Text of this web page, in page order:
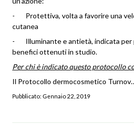
- Protettiva, volta a favorire una
cutanea
- Illuminante e antietà, indicata per
benefici ottenuti in studio.
Per chi è indicato questo protocollo
Il Protocollo dermocosmetico
Pubblicato: Gennaio 22, 2019